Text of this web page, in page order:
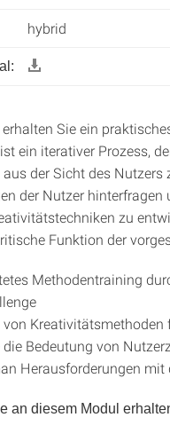
hybrid
Sie ein
ein iterativer Prozess,
der Sicht des
der Nutzer
zu
Funktion der
Methodentraining
von
die Bedeutung von
Herausforderungen
an diesem Modul